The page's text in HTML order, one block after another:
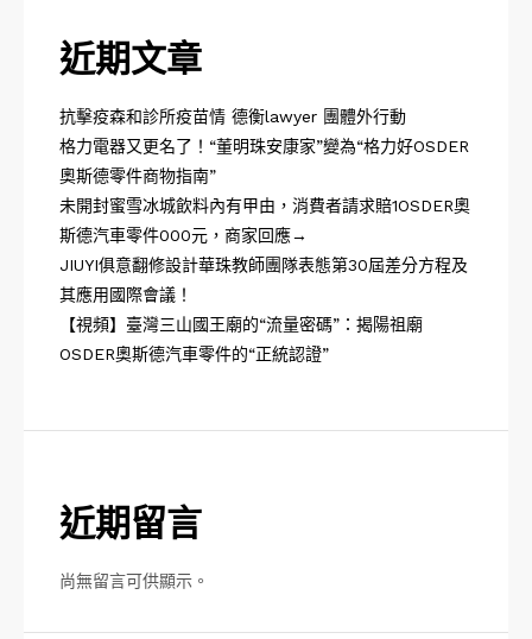
近期文章
抗擊疫森和診所疫苗情 德衡lawyer 團體外行動
格力電器又更名了！“董明珠安康家”變為“格力好OSDER
奧斯德零件商物指南”
未開封蜜雪冰城飲料內有甲由，消費者請求賠1OSDER奧
斯德汽車零件000元，商家回應→
JIUYI俱意翻修設計華珠教師團隊表態第30屆差分方程及
其應用國際會議！
【視頻】臺灣三山國王廟的“流量密碼”：揭陽祖廟
OSDER奧斯德汽車零件的“正統認證”
近期留言
尚無留言可供顯示。